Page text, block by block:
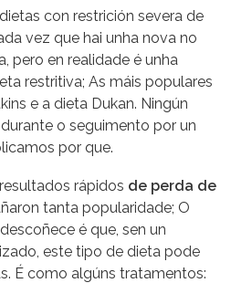
con restrición severa de
vez que hai unha nova no
pero en realidade é unha
restritiva; As máis populares
e a dieta Dukan. Ningún
o seguimento por un
por que.
rápidos de perda de
tanta popularidade; O
é que, sen un
este tipo de dieta pode
É como algúns tratamentos: